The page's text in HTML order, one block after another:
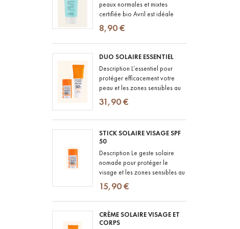
peaux normales et mixtes
certifiée bio Avril est idéale
pour prendre soin de votre
peau. Cette crème associe
des...
8,90 €
DUO SOLAIRE ESSENTIEL
Description L’essentiel pour
protéger efficacement votre
peau et les zones sensibles au
quotidien. La Crème Solaire
SPF50+ offre une très haute...
31,90 €
STICK SOLAIRE VISAGE SPF
50
Description Le geste solaire
nomade pour protéger le
visage et les zones sensibles au
quotidien : un stick solaire SPF
50 au fini totalement...
15,90 €
CRÈME SOLAIRE VISAGE ET
CORPS